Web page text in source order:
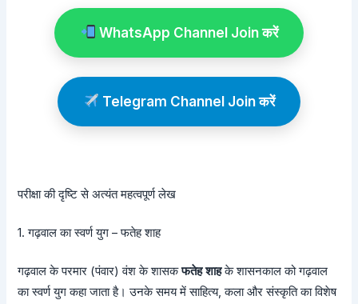
WhatsApp Channel Join करें
Telegram Channel Join करें
परीक्षा की दृष्टि से अत्यंत महत्वपूर्ण लेख
1. गढ़वाल का स्वर्ण युग – फतेह शाह
गढ़वाल के परमार (पंवार) वंश के शासकफतेह शाहके शासनकाल को गढ़वाल
का स्वर्ण युग कहा जाता है। उनके समय में साहित्य, कला और संस्कृति का विशेष